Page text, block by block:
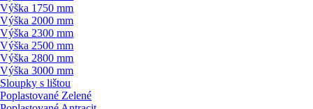
Výška 1750 mm
Výška 2000 mm
Výška 2300 mm
Výška 2500 mm
Výška 2800 mm
Výška 3000 mm
Sloupky s lištou
Poplastované Zelené